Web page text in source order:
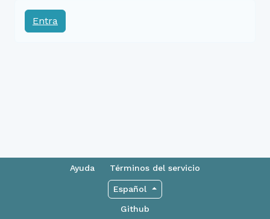
Entra
Ayuda Términos del servicio
Español
Github